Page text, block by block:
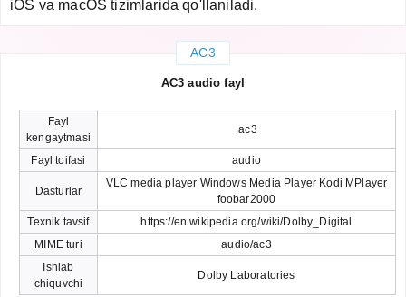
iOS va macOS tizimlarida qo'llaniladi.
AC3
AC3 audio fayl
Fayl
kengaytmasi
.ac3
Fayl toifasi audio
Dasturlar
VLC media player Windows Media Player Kodi MPlayer
foobar2000
Texnik tavsif
https://en.wikipedia.org/wiki/Dolby_Digital
MIME turi
audio/ac3
Ishlab
chiquvchi
Dolby Laboratories